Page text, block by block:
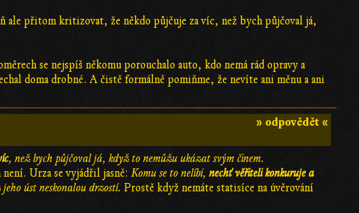
ale přitom kritizovat, že někdo půjčuje za víc, než bych půjčoval já,
se nejspíš někomu porouchalo auto, kdo nemá rád opravy a
doma drobné. A čistě formálně pomiňme, že nevíte ani měnu a ani
» odpovědět «
, než bych půjčoval já, když to nemůžu ukázat svým činem.
není. Urza se vyjádřil jasně:Komu se to nelíbí,nechť věřiteli konkuruje a
úst neskonalou drzostí. Prostě když nemáte statisíce na úvěrování